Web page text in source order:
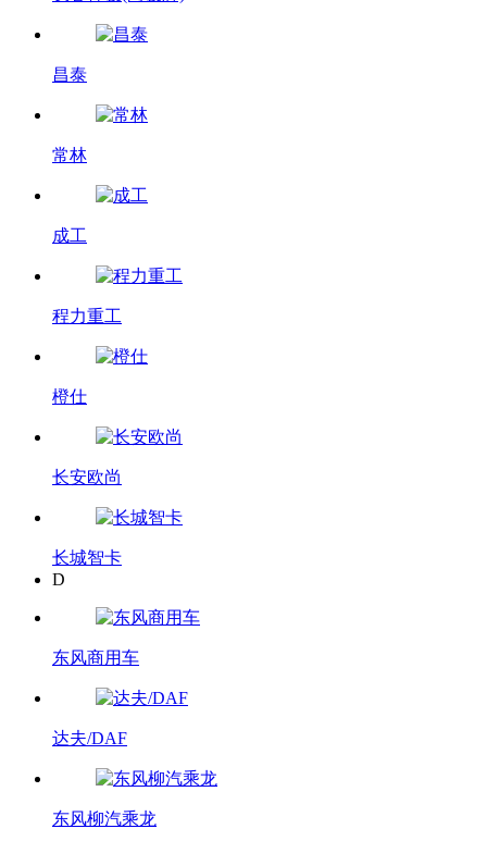
昌泰
常林
成工
程力重工
橙仕
长安欧尚
长城智卡
D
东风商用车
达夫/DAF
东风柳汽乘龙